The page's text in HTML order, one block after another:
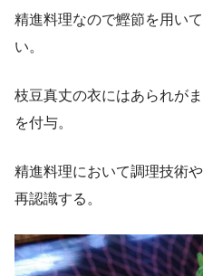
精進料理なので鰹節を用い
い。
枝豆真丈の衣にはあられが
を付与。
精進料理において調理技術
再認識する。